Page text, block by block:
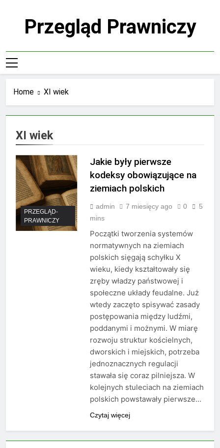
Przegląd Prawniczy
Home XI wiek
XI wiek
PRZEGLĄD-
PRAWNICZY
Jakie były pierwsze
kodeksy obowiązujące na
ziemiach polskich
admin 7 miesięcy ago 0
5
mins
Początki tworzenia systemów
normatywnych na ziemiach
polskich sięgają schyłku X
wieku, kiedy kształtowały się
zręby władzy państwowej i
społeczne układy feudalne. Już
wtedy zaczęto spisywać zasady
postępowania między ludźmi,
poddanymi i możnymi. W miarę
rozwoju struktur kościelnych,
dworskich i miejskich, potrzeba
jednoznacznych regulacji
stawała się coraz pilniejsza. W
kolejnych stuleciach na ziemiach
polskich powstawały pierwsze…
Czytaj więcej